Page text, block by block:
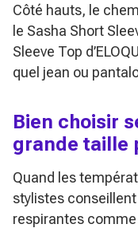
Côté hauts, le
le Sasha Short
Sleeve Top
quel jean ou
Bien choisir
grande taille
Quand les
stylistes
respirantes